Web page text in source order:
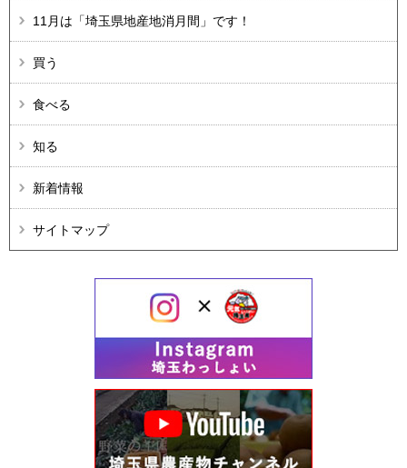
11月は「埼玉県地産地消月間」です！
買う
食べる
知る
新着情報
サイトマップ